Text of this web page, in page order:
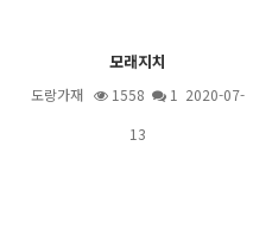
모래지치
도랑가재 1558 1 2020-07-
13